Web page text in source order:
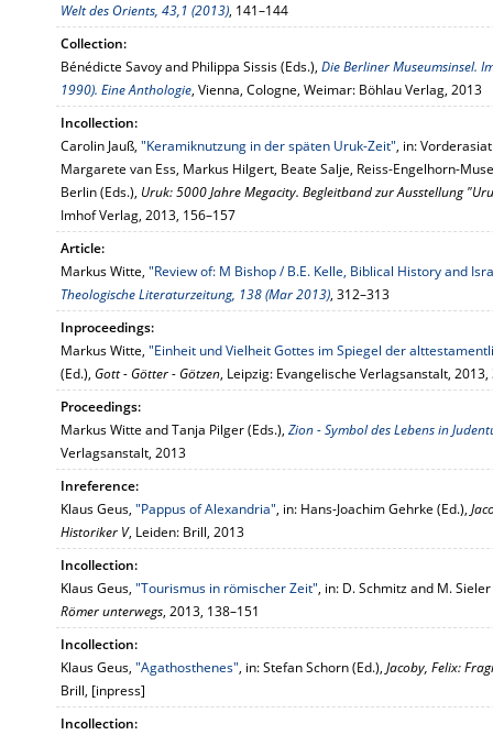
Welt des Orients, 43,1 (2013), 141–144
Collection:
Bénédicte Savoy and Philippa Sissis (Eds.), Die Berliner Museumsinsel.
1990). Eine Anthologie, Vienna, Cologne, Weimar: Böhlau Verlag, 2013
Incollection:
Carolin Jauß, "Keramiknutzung in der späten Uruk-Zeit", in:
Margarete van Ess, Markus Hilgert, Beate Salje, Reiss-Engelhorn-
Berlin (Eds.), Uruk: 5000 Jahre Megacity. Begleitband zur Ausstellung
Imhof Verlag, 2013, 156–157
Article:
Markus Witte, "Review of: M Bishop / B.E. Kelle, Biblical History and
Theologische Literaturzeitung, 138 (Mar 2013), 312–313
Inproceedings:
Markus Witte, "Einheit und Vielheit Gottes im Spiegel der
(Ed.), Gott - Götter - Götzen, Leipzig: Evangelische Verlagsanstalt, 2013,
Proceedings:
Markus Witte and Tanja Pilger (Eds.), Zion - Symbol des Lebens in
Verlagsanstalt, 2013
Inreference:
Klaus Geus, "Pappus of Alexandria", in: Hans-Joachim Gehrke (Ed.),
Historiker V, Leiden: Brill, 2013
Incollection:
Klaus Geus, "Tourismus in römischer Zeit", in: D. Schmitz and M.
Römer unterwegs, 2013, 138–151
Incollection:
Klaus Geus, "Agathosthenes", in: Stefan Schorn (Ed.), Jacoby, Felix:
Brill, [inpress]
Incollection: